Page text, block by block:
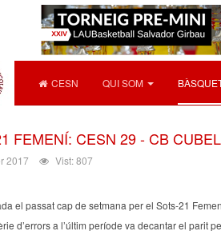
CESN QUI SOM
FEMENÍ: CESN 29 - CB
2017 Vist: 807
el passat cap de setmana per el Sots-21
d’errors a l’últim període va decantar el parit